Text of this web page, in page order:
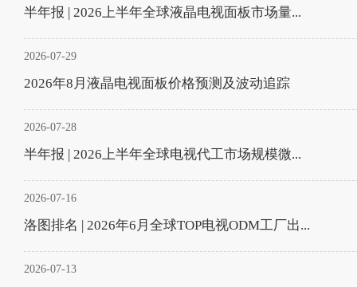
半年报 | 2026上半年全球液晶电视面板市场量...
2026-07-29
2026年8月液晶电视面板价格预测及波动追踪
2026-07-28
半年报 | 2026上半年全球电视代工市场规模微...
2026-07-16
洛图排名 | 2026年6月全球TOP电视ODM工厂出...
2026-07-13